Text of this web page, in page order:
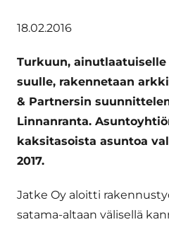
18.02.2016
Turkuun,
suulle, rakennetaan
& Partnersin
Linnanranta.
kaksitasoista asuntoa
2017.
Jatke Oy aloitti
satama-altaan välisellä